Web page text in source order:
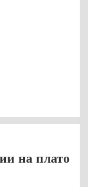
на плато